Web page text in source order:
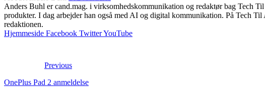
Anders Buhl er cand.mag. i virksomhedskommunikation og redaktør bag Tech
produkter. I dag arbejder han også med AI og digital kommunikation. På Tech
redaktionen.
Hjemmeside Facebook TwitterYouTube
Previous
OnePlus Pad 2 anmeldelse